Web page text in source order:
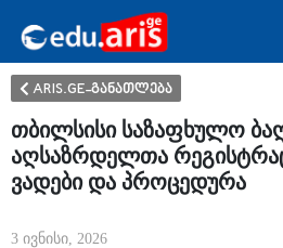
განათლება
ARIS.GE-განათლება
თბილსისი საზაფხულო
აღსაზრდელთა
ვადები და პროცედურა
3 ივნისი, 2026